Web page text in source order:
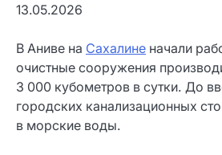
13.05.2026
В Аниве на Сахалине начали
очистные сооружения
3 000 кубометров в сутки. До
городских канализационных
в морские воды.